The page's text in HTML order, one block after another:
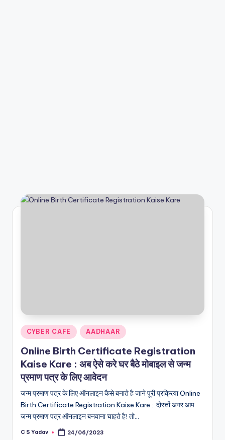
Posted
in
CYBER CAFE AADHAAR
Online Birth Certificate Registration
Kaise Kare : अब ऐसे करे घर बैठे मोबाइल से जन्म
प्रमाण पत्र के लिए आवेदन
जन्म प्रमाण पत्र के लिए ऑनलाइन कैसे बनाते है जाने पूरी प्रक्रिया Online
Birth Certificate Registration Kaise Kare : दोस्तों अगर आप
जन्म प्रमाण पत्र ऑनलाइन बनवाना चाहते है! तो…
Posted
C S Yadav 24/06/2023